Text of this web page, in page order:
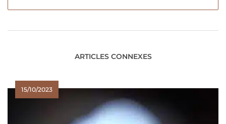
ARTICLES CONNEXES
15/10/2023